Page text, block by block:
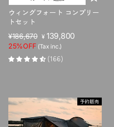
ウィングフォート コンプリー
トセット
販
売
価
格
¥186,670 セ
ー
ル
価
¥ 139,800
25%OFF (Tax inc.)
(166)
予約販売